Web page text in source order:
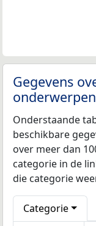
Gegevens
Onderstaande
beschikbare
over meer dan
categorie in de
die categorie
Categorie